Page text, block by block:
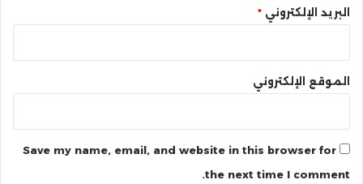
البريد الإلكتروني *
الموقع الإلكتروني
Save my name, email, and website in this browser for
the next time I comment.